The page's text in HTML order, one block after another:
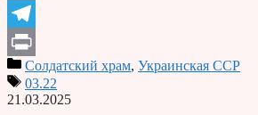
Odnoklassniki
Telegram
PrintСолдатский храм, Украинская ССР
03.22
21.03.2025